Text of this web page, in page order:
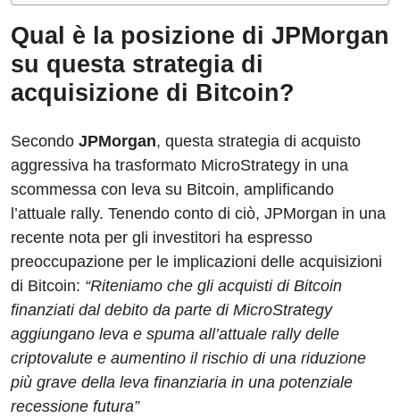
Qual è la posizione di JPMorgan
su questa strategia di
acquisizione di Bitcoin?
Secondo JPMorgan, questa strategia di acquisto
aggressiva ha trasformato MicroStrategy in una
scommessa con leva su Bitcoin, amplificando
l’attuale rally. Tenendo conto di ciò, JPMorgan in una
recente nota per gli investitori ha espresso
preoccupazione per le implicazioni delle acquisizioni
di Bitcoin: “Riteniamo che gli acquisti di Bitcoin
finanziati dal debito da parte di MicroStrategy
aggiungano leva e spuma all’attuale rally delle
criptovalute e aumentino il rischio di una riduzione
più grave della leva finanziaria in una potenziale
recessione futura”